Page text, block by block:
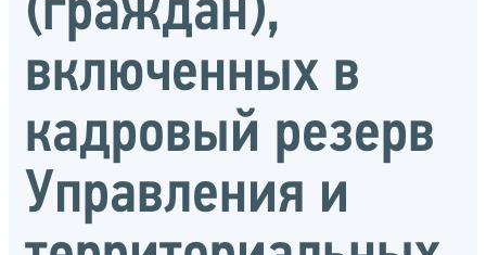
(граждан),
включенных в
кадровый резерв
Управления и